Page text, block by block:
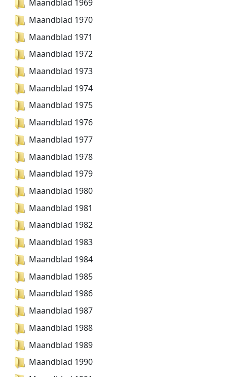
Maandblad 1969
Maandblad 1970
Maandblad 1971
Maandblad 1972
Maandblad 1973
Maandblad 1974
Maandblad 1975
Maandblad 1976
Maandblad 1977
Maandblad 1978
Maandblad 1979
Maandblad 1980
Maandblad 1981
Maandblad 1982
Maandblad 1983
Maandblad 1984
Maandblad 1985
Maandblad 1986
Maandblad 1987
Maandblad 1988
Maandblad 1989
Maandblad 1990